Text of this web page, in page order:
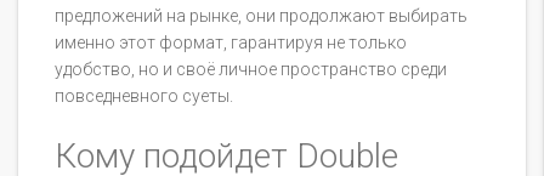
предложений на рынке, они продолжают выбирать
именно этот формат, гарантируя не только
удобство, но и своё личное пространство среди
повседневного суеты.
Кому подойдет Double